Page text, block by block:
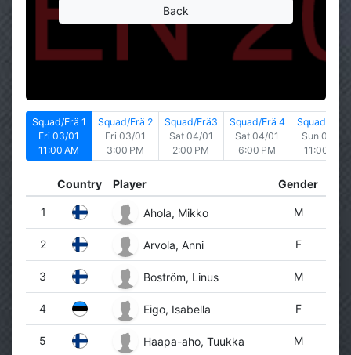
Back
Squad/Erä 1
Fri 03/01
11:00 AM
Squad/Erä 2
Fri 03/01
3:00 PM
Squad/Erä3
Sat 04/01
2:00 PM
Squad/Erä 4
Sat 04/01
6:00 PM
Squad/Erä 5
Sun 05/01
11:00 AM
Country Player Gender
1 Ahola, Mikko M
2 Arvola, Anni F
3 Boström, Linus M
4 Eigo, Isabella F
5 Haapa-aho, Tuukka M